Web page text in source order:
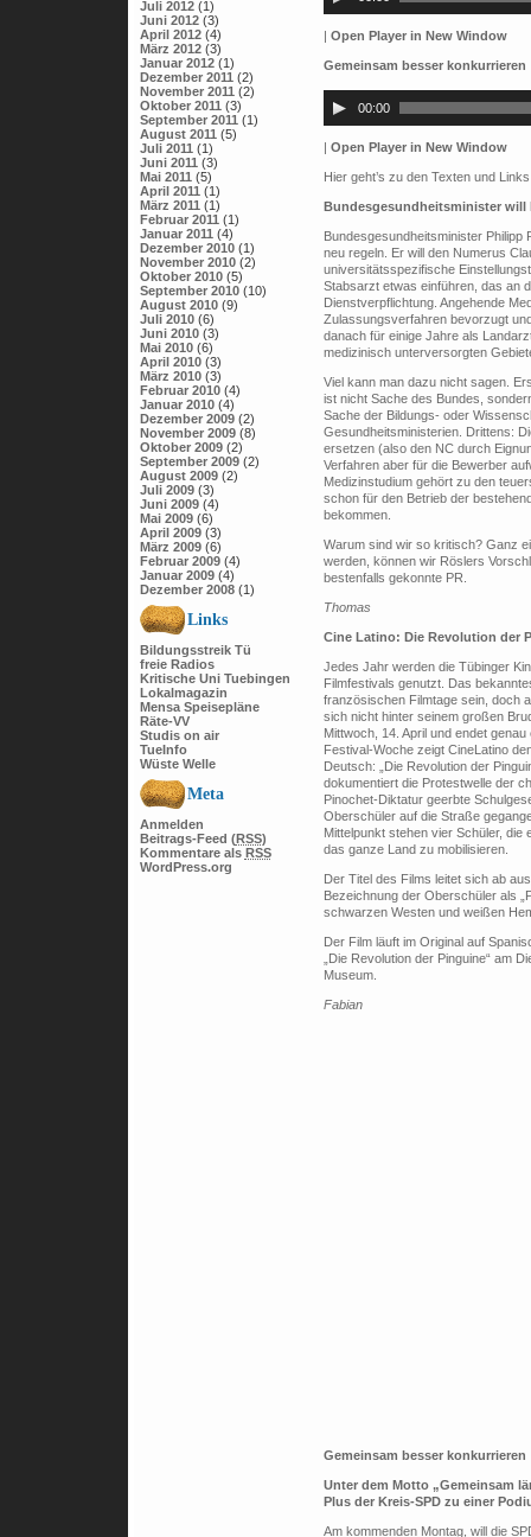
Juli 2012(1)
Juni 2012(3)
April 2012(4)
März 2012(3)
Januar 2012(1)
Dezember 2011 (2)
November 2011 (2)
Oktober 2011 (3)
September 2011 (1)
August 2011 (5)
Juli 2011 (1)
Juni 2011 (3)
Mai 2011 (5)
April 2011 (1)
März 2011 (1)
Februar 2011 (1)
Januar 2011 (4)
Dezember 2010(1)
November 2010(2)
Oktober 2010(5)
September 2010(10)
August 2010(9)
Juli 2010(6)
Juni 2010(3)
Mai 2010(6)
April 2010(3)
März 2010(3)
Februar 2010(4)
Januar 2010(4)
Dezember 2009(2)
November 2009(8)
Oktober 2009(2)
September 2009(2)
August 2009(2)
Juli 2009(3)
Juni 2009(4)
Mai 2009(6)
April 2009(3)
März 2009(6)
Februar 2009(4)
Januar 2009(4)
Dezember 2008(1)
Links
Bildungsstreik Tü
freie Radios
Kritische Uni Tuebingen
Lokalmagazin
Mensa Speisepläne
Räte-VV
Studis on air
TueInfo
Wüste Welle
Meta
Anmelden
Beitrags-Feed (RSS)
Kommentare als RSS
WordPress.org
| Open Player in New Window
Gemeinsam besser konkurrieren
00:00
| Open Player in New Window
Hier geht’s zu den Texten und
Bundesgesundheitsminister will
Bundesgesundheitsminister Philipp
neu regeln. Er will den Numerus
universitätsspezifische
Stabsarzt etwas einführen, das an
Dienstverpflichtung. Angehende
Zulassungsverfahren bevorzugt
danach für einige Jahre als
medizinisch unterversorgten
Viel kann man dazu nicht sagen.
ist nicht Sache des Bundes,
Sache der Bildungs- oder
Gesundheitsministerien. Drittens:
ersetzen (also den NC durch
Verfahren aber für die Bewerber
Medizinstudium gehört zu den
schon für den Betrieb der
bekommen.
Warum sind wir so kritisch? Ganz
werden, können wir Röslers
bestenfalls gekonnte PR.
Thomas
Cine Latino: Die Revolution der
Jedes Jahr werden die Tübinger
Filmfestivals genutzt. Das
französischen Filmtage sein, doch
sich nicht hinter seinem großen
Mittwoch, 14. April und endet
Festival-Woche zeigt CineLatino
Deutsch: „Die Revolution der
dokumentiert die Protestwelle der
Pinochet-Diktatur geerbte
Oberschüler auf die Straße
Mittelpunkt stehen vier Schüler,
das ganze Land zu mobilisieren.
Der Titel des Films leitet sich ab
Bezeichnung der Oberschüler als
schwarzen Westen und weißen
Der Film läuft im Original auf
„Die Revolution der Pinguine“ am
Museum.
Fabian
Gemeinsam besser konkurrieren
Unter dem Motto „Gemeinsam
Plus der Kreis-SPD zu einer
Am kommenden Montag, will die